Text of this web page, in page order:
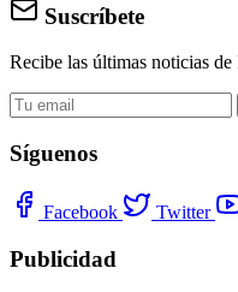
Suscríbete
Recibe las últimas noticias
Síguenos
Facebook Twitter
Publicidad